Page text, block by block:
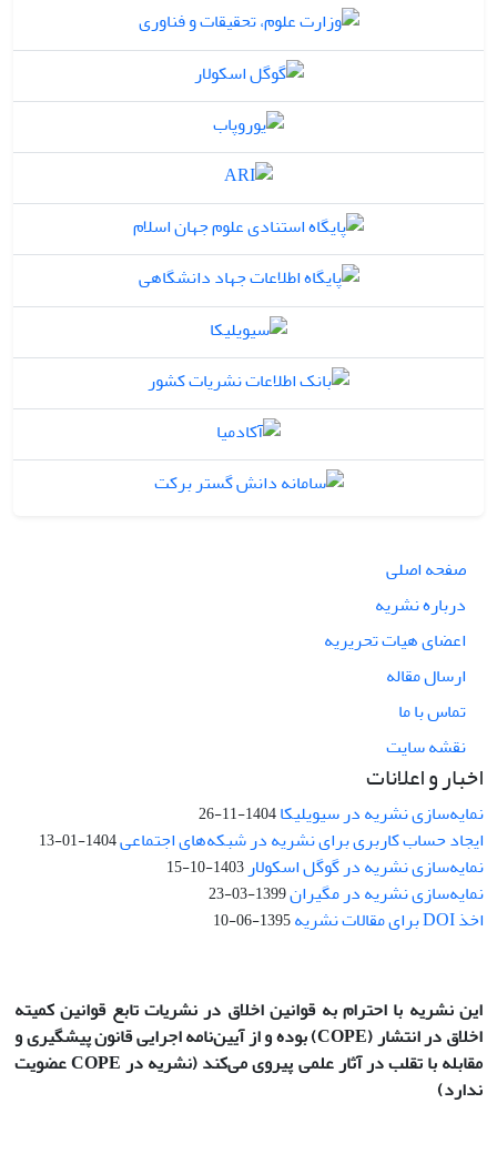
صفحه اصلی
درباره نشریه
اعضای هیات تحریریه
ارسال مقاله
تماس با ما
نقشه سایت
اخبار و اعلانات
نمایه‌سازی نشریه در سیویلیکا1404-11-26
ایجاد حساب کاربری برای نشریه در شبکه‌های اجتماعی1404-01-13
نمایه‌سازی نشریه در گوگل اسکولار 1403-10-15
نمایه‌سازی نشریه در مگیران1399-03-23
اخذ DOI برای مقالات نشریه 1395-06-10
این نشریه با احترام به قوانین اخلاق در نشریات تابع قوانین کمیته
اخلاق در انتشار(COPE)بوده و از آیین‌نامه اجرایی قانون پیشگیری و
مقابله با تقلب در آثار علمی پیروی می‌کند (نشریه در COPE عضویت
ندارد)